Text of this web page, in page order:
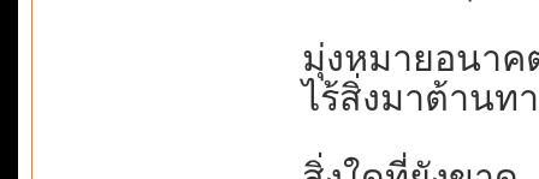
มุ่งหมายอนา
ไร้สิ่งมาต้านท